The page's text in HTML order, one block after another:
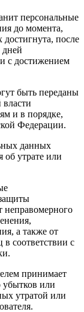
персональные
до момента,
после
дней
с достижением
быть переданы
и в порядке,
Федерации.
данных
утрате или
неправомерного
а также от
соответствии с
принимает
или
утратой или